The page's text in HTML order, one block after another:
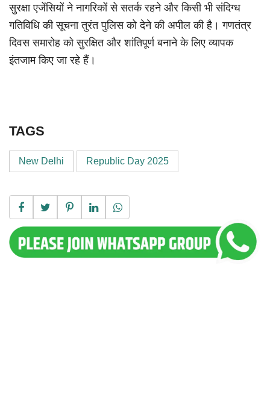
सुरक्षा एजेंसियों ने नागरिकों से सतर्क रहने और किसी भी संदिग्ध
गतिविधि की सूचना तुरंत पुलिस को देने की अपील की है। गणतंत्र
दिवस समारोह को सुरक्षित और शांतिपूर्ण बनाने के लिए व्यापक
इंतजाम किए जा रहे हैं।
TAGS
New Delhi Republic Day 2025